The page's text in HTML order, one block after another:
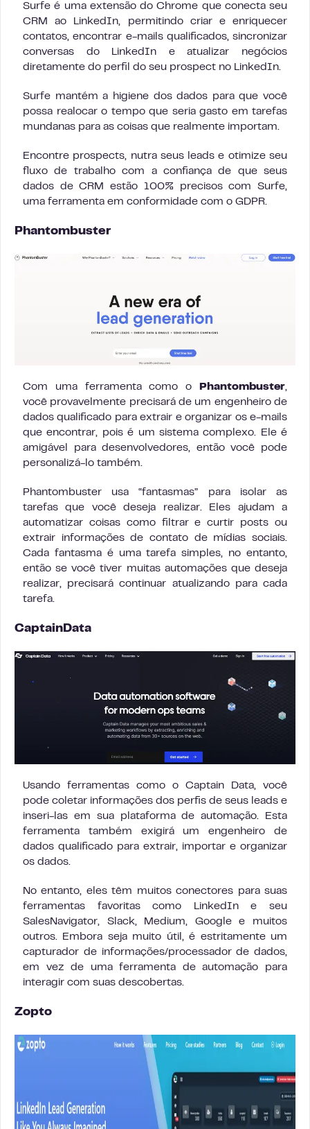
Surfe é uma extensão do Chrome que conecta seu
CRM ao LinkedIn, permitindo criar e enriquecer
contatos, encontrar e-mails qualificados, sincronizar
conversas do LinkedIn e atualizar negócios
diretamente do perfil do seu prospect no LinkedIn.
Surfe mantém a higiene dos dados para que você
possa realocar o tempo que seria gasto em tarefas
mundanas para as coisas que realmente importam.
Encontre prospects, nutra seus leads e otimize seu
fluxo de trabalho com a confiança de que seus
dados de CRM estão 100% precisos com Surfe,
uma ferramenta em conformidade com o GDPR.
Phantombuster
Com uma ferramenta como o Phantombuster
você provavelmente precisará de um engenheiro de
dados qualificado para extrair e organizar os e-mails
que encontrar, pois é um sistema complexo. Ele é
amigável para desenvolvedores, então você pode
personalizá-lo também.
Phantombuster usa “fantasmas” para isolar as
tarefas que você deseja realizar. Eles ajudam a
automatizar coisas como filtrar e curtir posts ou
extrair informações de contato de mídias sociais.
Cada fantasma é uma tarefa simples, no entanto,
então se você tiver muitas automações que deseja
realizar, precisará continuar atualizando para cada
tarefa.
CaptainData
Usando ferramentas como o Captain Data, você
pode coletar informações dos perfis de seus leads e
inseri-las em sua plataforma de automação. Esta
ferramenta também exigirá um engenheiro de
dados qualificado para extrair, importar e organizar
os dados.
No entanto, eles têm muitos conectores para suas
ferramentas favoritas como LinkedIn e seu
SalesNavigator, Slack, Medium, Google e muitos
outros. Embora seja muito útil, é estritamente um
capturador de informações/processador de dados,
em vez de uma ferramenta de automação para
interagir com suas descobertas.
Zopto